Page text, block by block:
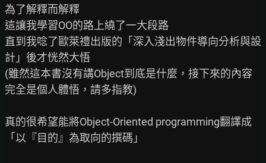
為了解釋而解釋
這讓我學習OO的路上繞了一大段路
直到我唸了歐萊禮出版的「深入淺出物件導向分析與設
計」後才恍然大悟
(雖然這本書沒有講Object到底是什麼，接下來的內容
完全是個人體悟，請多指教)
真的很希望能將Object-Oriented programming翻譯成
「以『目的』為取向的撰碼」